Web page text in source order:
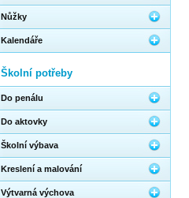
Nůžky
Kalendáře
Školní potřeby
Do penálu
Do aktovky
Školní výbava
Kreslení a malování
Výtvarná výchova